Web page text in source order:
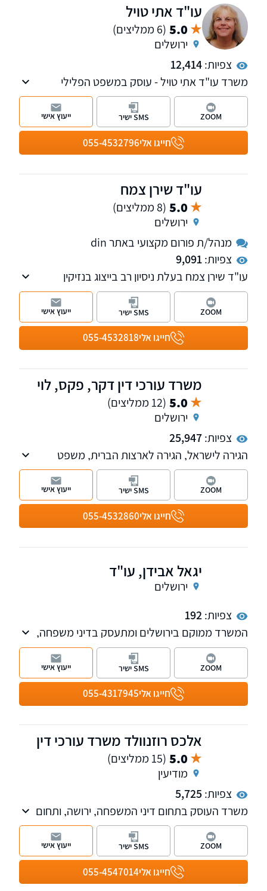
עו"ד אתי טויל
5.0 (6 ממליצים)
ירושלים
צפיות:12,414
משרד עו"ד אתי טויל - עוסק במשפט הפלילי
(הטרדות מיניות, עתירות אסירים, עבירות סמים,
עבריינות נוער ועוד), דיני משפחה, דיני עבודה
ובתחום נזקי גוף ותאונות.
חייגו אלי055-4532796
ZOOM SMS ישיר ייעוץ אישי
עו"ד שירן צמח
5.0 (8 ממליצים)
ירושלים
מנהל/ת פורום מקצועי באתר din
צפיות:9,091
עו"ד שירן צמח בעלת ניסיון רב בייצוג בנזיקין
ובתאונות דרכים ובייצוג עובדים ומעסיקים בבתי
הדין לעבודה.
חייגו אלי055-4532818
ZOOM SMS ישיר ייעוץ אישי
משרד עורכי דין דקר, פקס, לוי
5.0 (12 ממליצים)
ירושלים
צפיות:25,947
הגירה לישראל, הגירה לארצות הברית, משפט
אזרחי מנהלי, אזרחי מסחרי
חייגו אלי055-4532860
ZOOM SMS ישיר ייעוץ אישי
יגאל אבידן, עו"ד
ירושלים
צפיות:192
המשרד ממוקם בירושלים ומתעסק בדיני משפחה,
חדלות פירעון ושיקום כלכלי, הוצאה לפועל
וליטיגציה אזרחית. המשרד מלווה לקוחות פרטיים
ועסקיים בתיקים מורכבים מייעוץ ראשוני ועד ייצוג
מלא בכל הערכאות בשילוב מקצועיות, אסטרטגיה
חדה ומחויבות מלאה לתוצאה.
חייגו אלי055-4317945
ZOOM SMS ישיר ייעוץ אישי
אלכס רוזנוולד משרד עורכי דין
5.0 (15 ממליצים)
מודיעין
צפיות:5,725
משרד העוסק בתחום דיני המשפחה, ירושה, ותחום
המקרקעין על כלל רבדיו. כמו כן, במשרדנו מחלקה
העוסקת בתחום המשפט הפלילי כולל אלימות
במשפחה, מעצרים, כתבי אישום וייצוג בבתי
המשפט השונים. השירות ניתן בשפות עברית, רוסית
ואנגלית.
חייגו אלי055-4547014
ZOOM SMS ישיר ייעוץ אישי